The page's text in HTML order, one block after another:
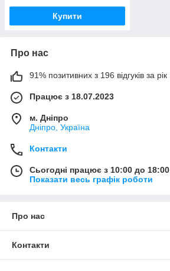
Купити
Про нас
91% позитивних з 196 відгуків за рік
Працює з 18.07.2023
м. Дніпро
Дніпро, Україна
Контакти
Сьогодні працює з 10:00 до 18:00
Показати весь графік роботи
Про нас
Контакти